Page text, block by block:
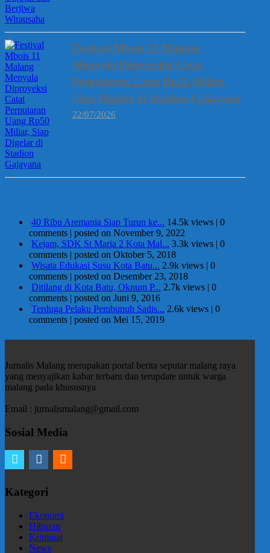
Festival Mbois 11 Malang
Menyala Diproyeksi Catat
Perputaran Uang Rp50 Miliar,
Siap Digelar di Stadion Gajayana
22/07/2026
40 Ribu Aremania Siap Turun ke... 14.5k views | 0
comments | posted on November 9, 2022
Kejam, SDK St Maria 2 Kota Mal... 3.3k views | 0
comments | posted on Oktober 5, 2018
Wisata Edukasi Susu Kota Batu... 2.9k views | 0
comments | posted on Desember 23, 2018
Ditilang di Kota Batu, Oknum P... 2.7k views | 0
comments | posted on Juni 9, 2016
Terduga Pelaku Pembunuh Sadis... 2.6k views | 0
comments | posted on Mei 15, 2019
Jurnalis Malang merupakan portal berita seputar malang raya
yang menyajikan kabar terbaru dan terupdate untuk warga
malang pada khususnya
Email : jurnalismalang@gmail.com
Sosial Media
Kategori
Ekonomi
Hiburan
Kriminal
News